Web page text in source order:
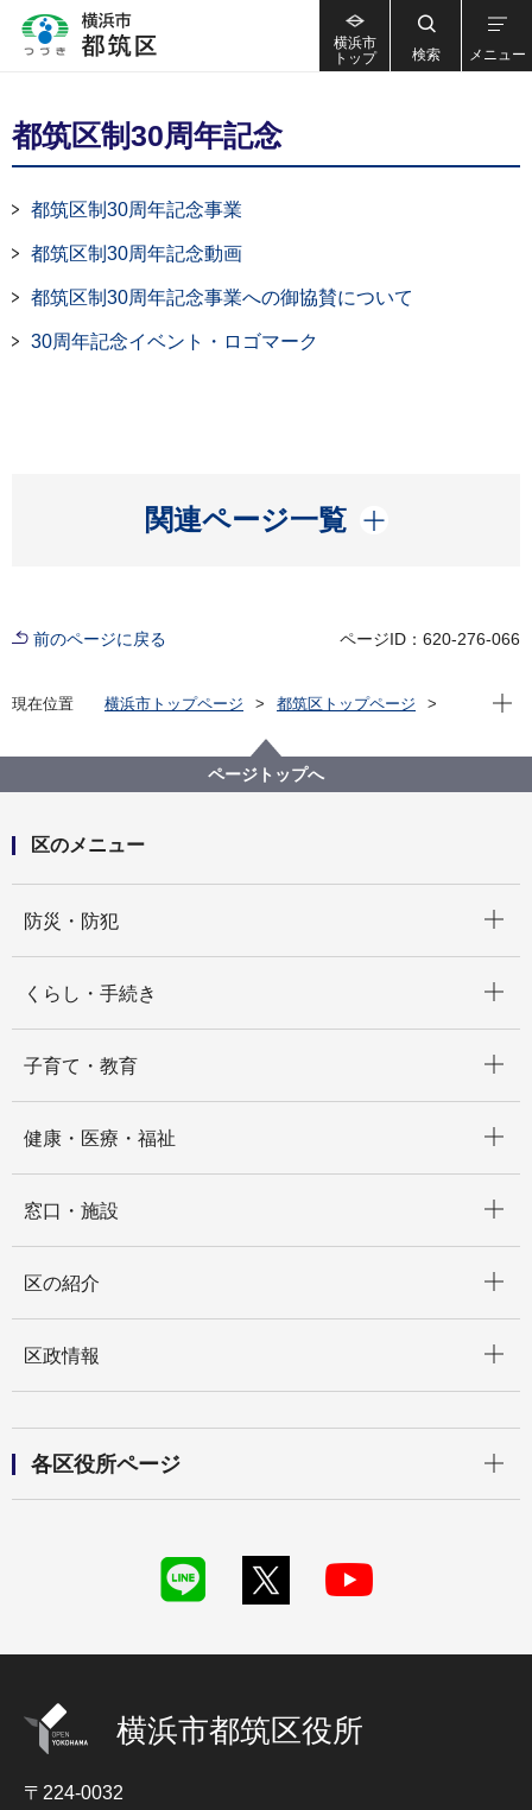
横浜市
トップ
検索 メニュー
都筑区制30周年記念
都筑区制30周年記念事業
都筑区制30周年記念動画
都筑区制30周年記念事業への御協賛について
30周年記念イベント・ロゴマーク
関連ページ一覧
開く
前のページに戻る ページID：620-276-066
現在位置 横浜市トップページ
都筑区トップページ
現在
ページトップへ
区のメニュー
防災・防犯
くらし・手続き
子育て・教育
健康・医療・福祉
窓口・施設
区の紹介
区政情報
各区役所ページ
横浜市都筑区役所
〒224-0032